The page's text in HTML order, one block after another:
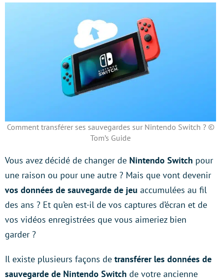
Comment transférer ses sauvegardes sur Nintendo Switch ? ©
Tom’s Guide
Vous avez décidé de changer de Nintendo Switch pour
une raison ou pour une autre ? Mais que vont devenir
vos données de sauvegarde de jeu accumulées au fil
des ans ? Et qu’en est-il de vos captures d’écran et de
vos vidéos enregistrées que vous aimeriez bien
garder ?
Il existe plusieurs façons de transférer les données de
sauvegarde de Nintendo Switch de votre ancienne